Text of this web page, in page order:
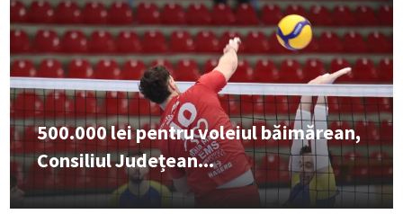
500.000 lei pentru voleiul băimărean,
Consiliul Județean...